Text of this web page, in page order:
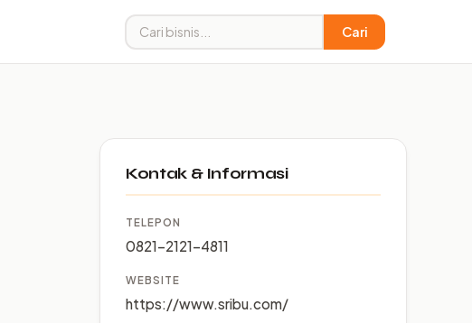
Cari
Kontak & Informasi
TELEPON
0821-2121-4811
WEBSITE
https://www.sribu.com/